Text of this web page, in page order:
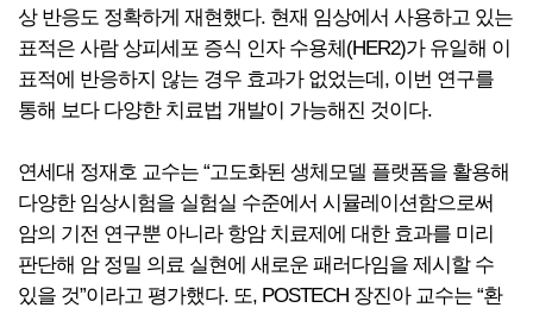
상 반응도 정확하게 재현했다. 현재 임상에서 사용하고 있는
표적은 사람 상피세포 증식 인자 수용체(HER2)가 유일해 이
표적에 반응하지 않는 경우 효과가 없었는데, 이번 연구를
통해 보다 다양한 치료법 개발이 가능해진 것이다.
연세대 정재호 교수는 “고도화된 생체모델 플랫폼을 활용해
다양한 임상시험을 실험실 수준에서 시뮬레이션함으로써
암의 기전 연구뿐 아니라 항암 치료제에 대한 효과를 미리
판단해 암 정밀 의료 실현에 새로운 패러다임을 제시할 수
있을 것”이라고 평가했다. 또, POSTECH 장진아 교수는 “환